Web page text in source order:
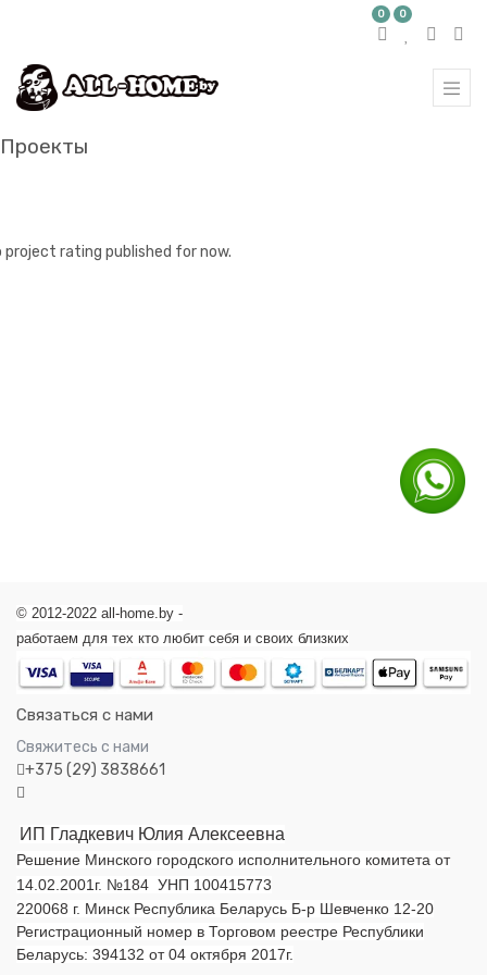
0 0
Проекты
project rating published for now.
© 2012-2022 all-home.by -
работаем для тех кто любит себя и своих близких
Связаться с нами
Свяжитесь с нами
+375 (29) 3838661
ИП Гладкевич Юлия Алексеевна
Решение Минского городского исполнительного комитета от
14.02.2001г. №184 УНП 100415773
220068 г. Минск Республика Беларусь Б-р Шевченко 12-20
Регистрационный номер в Торговом реестре Республики
Беларусь: 394132 от 04 октября 2017г.